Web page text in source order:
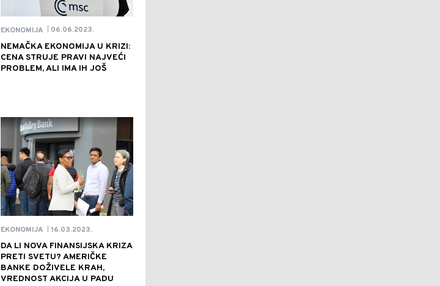
EKONOMIJA 06.06.2023.
NEMAČKA EKONOMIJA U KRIZI:
CENA STRUJE PRAVI NAJVEĆI
PROBLEM, ALI IMA IH JOŠ
EKONOMIJA 16.03.2023.
DA LI NOVA FINANSIJSKA KRIZA
PRETI SVETU? AMERIČKE
BANKE DOŽIVELE KRAH,
VREDNOST AKCIJA U PADU